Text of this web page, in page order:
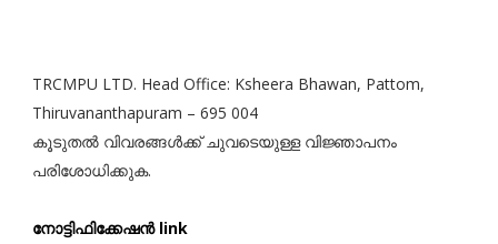
TRCMPU LTD. Head Office: Ksheera Bhawan, Pattom,
Thiruvananthapuram – 695 004
കൂടുതൽ വിവരങ്ങൾക്ക് ചുവടെയുള്ള വിജ്ഞാപനം
പരിശോധിക്കുക.
നോട്ടിഫിക്കേഷൻ link